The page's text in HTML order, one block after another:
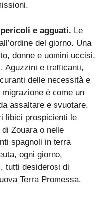
e agguati. Le
del giorno. Una
donne e uomini uccisi,
Aguzzini e trafficanti,
delle necessità e
è come un
assaltare e svuotare.
libici prospicienti le
di Zouara o nelle
spagnoli in terra
ogni giorno,
tutti desiderosi di
Terra Promessa.